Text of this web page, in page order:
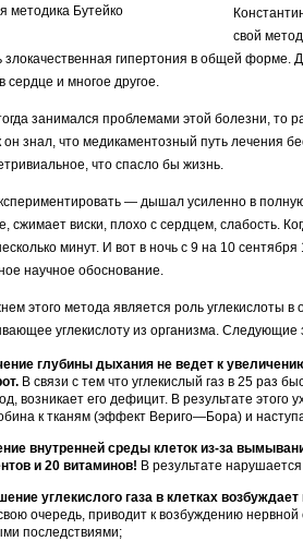
свой
злокачественная гипертония в общей
сердце и многое другое.
занимался проблемами этой болезни, то
он знал, что медикаментозный путь лечения
что спасло бы жизнь.
— дышал усиленно в
сжимает виски, плохо с сердцем, слабость.
минут. И вот в ночь с 9 на 10
научное обоснование.
этого метода явля­ется роль углекислоты
углекислоту из организма. Следующие
глубины дыхания не ведет к
В связи с тем что углекислый газ в 25 раз
возникает его дефицит. В резуль­тате этого
к тканям (эффект Вериго—Бора) и
внутренней среды клеток из-за
и 20 вита­минов! В результате
углекислого газа в клетках
очередь, приводит к возбуждению
последствиями;